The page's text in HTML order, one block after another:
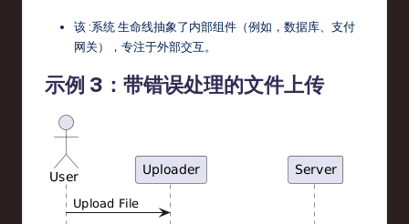
该 :系统生命线抽象了内部组件（例如，数据库、支付
网关），专注于外部交互。
示例 3：带错误处理的文件上传